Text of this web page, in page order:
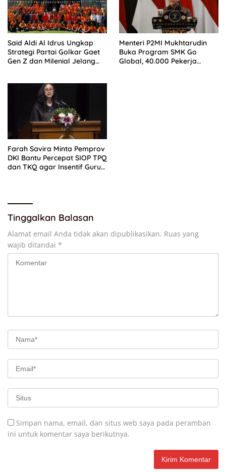
Said Aldi Al Idrus Ungkap
Strategi Partai Golkar Gaet
Gen Z dan Milenial Jelang
Menteri P2MI Mukhtarudin
Buka Program SMK Go
Global, 40.000 Pekerja
Farah Savira Minta Pemprov
DKI Bantu Percepat SIOP TPQ
dan TKQ agar Insentif Guru
Tinggalkan Balasan
Alamat email Anda tidak akan dipublikasikan. Ruas yang
wajib ditandai *
Simpan nama, email, dan situs web saya pada peramban
ini untuk komentar saya berikutnya.